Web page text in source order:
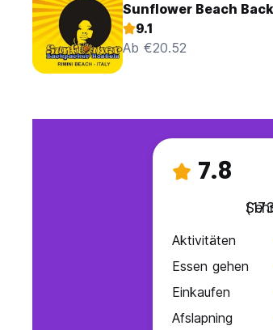
Sunflower Beach
9.1
Ab €20.52
7.8
Aktivitäten
Essen gehen
Einkaufen
Afslapning